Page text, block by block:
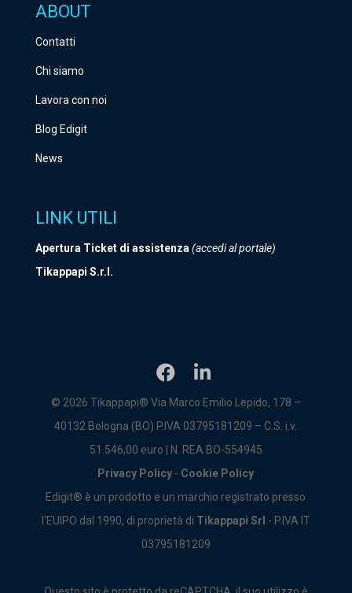
p
o
ABOUT
Contatti
Chi siamo
Lavora con noi
Blog Edigit
News
LINK UTILI
Apertura Ticket di assistenza (accedi al portale)
Tikappapi S.r.l.
© 2026 Tikappapi® Via Marco Emilio Lepido, 178 –
40132 Bologna (BO) P.IVA 03795181209 – C.S. i.v.
51.546,00 euro | N. REA BO-554945
Privacy Policy - Cookie Policy
Edigit® è un prodotto e un marchio registrato presso
l'EUIPO dal 1990, di proprietà di Tikappapi Srl - P.IVA IT
03795181209